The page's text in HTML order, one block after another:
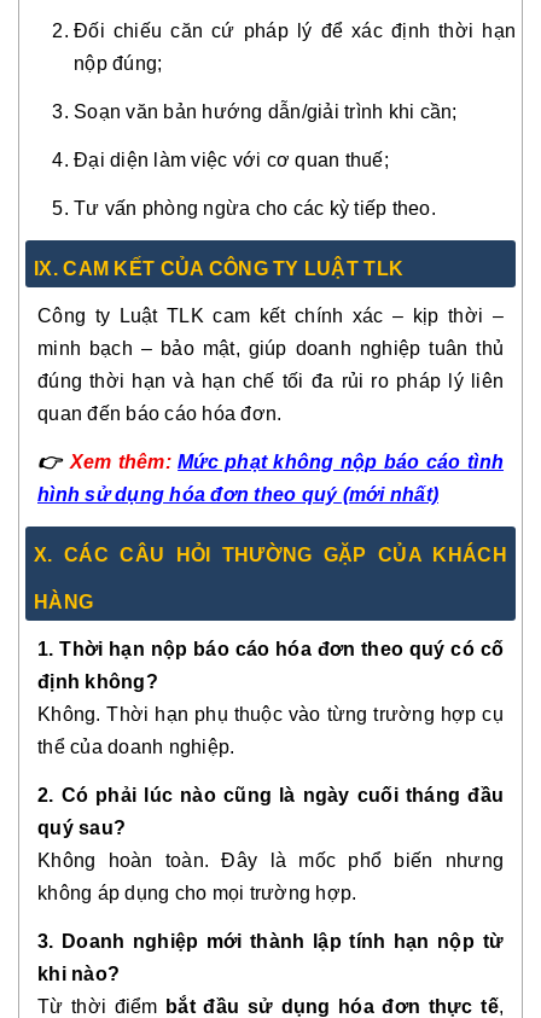
Đối chiếu căn cứ pháp lý để xác định thời hạn
nộp đúng;
Soạn văn bản hướng dẫn/giải trình khi cần;
Đại diện làm việc với cơ quan thuế;
Tư vấn phòng ngừa cho các kỳ tiếp theo.
IX. CAM KẾT CỦA CÔNG TY LUẬT TLK
Công ty Luật TLK cam kết chính xác – kịp thời –
minh bạch – bảo mật, giúp doanh nghiệp tuân thủ
đúng thời hạn và hạn chế tối đa rủi ro pháp lý liên
quan đến báo cáo hóa đơn.
👉 Xem thêm:Mức phạt không nộp báo cáo tình
hình sử dụng hóa đơn theo quý (mới nhất)
X. CÁC CÂU HỎI THƯỜNG GẶP CỦA KHÁCH
HÀNG
1. Thời hạn nộp báo cáo hóa đơn theo quý có cố
định không?
Không. Thời hạn phụ thuộc vào từng trường hợp cụ
thể của doanh nghiệp.
2. Có phải lúc nào cũng là ngày cuối tháng đầu
quý sau?
Không hoàn toàn. Đây là mốc phổ biến nhưng
không áp dụng cho mọi trường hợp.
3. Doanh nghiệp mới thành lập tính hạn nộp từ
khi nào?
Từ thời điểm bắt đầu sử dụng hóa đơn thực tế,